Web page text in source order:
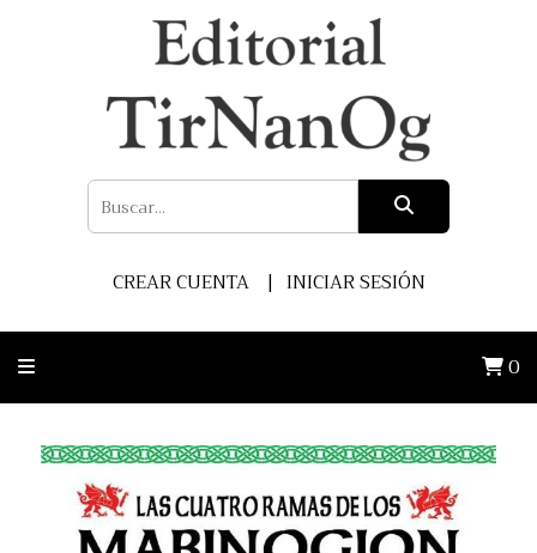
CREAR CUENTA INICIAR SESIÓN
0